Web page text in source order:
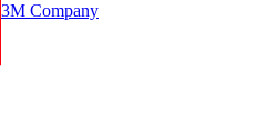
3M Company